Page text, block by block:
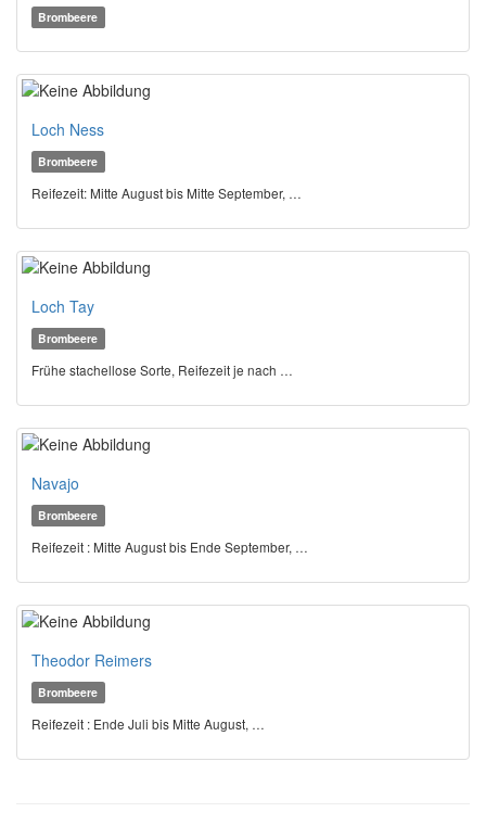
Brombeere
Loch Ness
Brombeere
Reifezeit: Mitte August bis Mitte September, …
Loch Tay
Brombeere
Frühe stachellose Sorte, Reifezeit je nach …
Navajo
Brombeere
Reifezeit : Mitte August bis Ende September, …
Theodor Reimers
Brombeere
Reifezeit : Ende Juli bis Mitte August, …